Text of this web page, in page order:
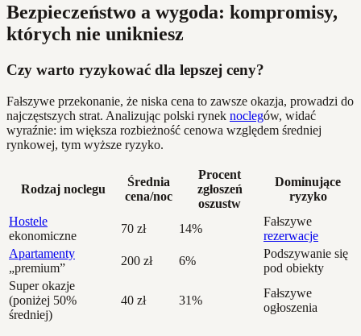
Bezpieczeństwo a wygoda: kompromisy,
których nie unikniesz
Czy warto ryzykować dla lepszej ceny?
Fałszywe przekonanie, że niska cena to zawsze okazja, prowadzi do
najczęstszych strat. Analizując polski rynek noclegów, widać
wyraźnie: im większa rozbieżność cenowa względem średniej
rynkowej, tym wyższe ryzyko.
Rodzaj noclegu
Średnia
cena/noc
Procent
zgłoszeń
oszustw
Dominujące
ryzyko
Hostele
ekonomiczne
70 zł 14%
Fałszywe
rezerwacje
Apartamenty
„premium”
200 zł 6%
Podszywanie się
pod obiekty
Super okazje
(poniżej 50%
średniej)
40 zł 31%
Fałszywe
ogłoszenia